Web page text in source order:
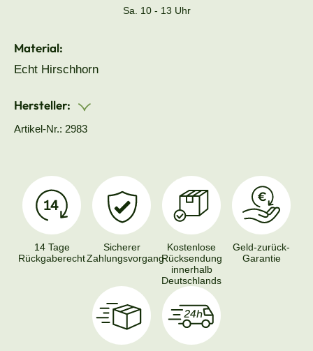
Sa. 10 - 13 Uhr
Material:
Echt Hirschhorn
Hersteller:
Artikel-Nr.: 2983
14 Tage
Rückgaberecht
Sicherer
Zahlungsvorgang
Kostenlose
Rücksendung
innerhalb
Deutschlands
Geld-zurück-
Garantie